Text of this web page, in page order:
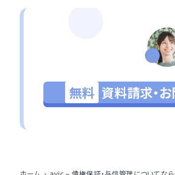
無料 資料請求・